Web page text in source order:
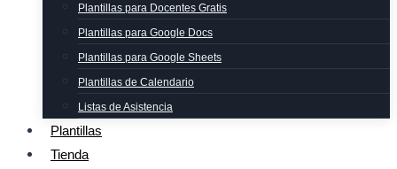
Plantillas para Docentes Gratis
Plantillas para Google Docs
Plantillas para Google Sheets
Plantillas de Calendario
Listas de Asistencia
Plantillas
Tienda